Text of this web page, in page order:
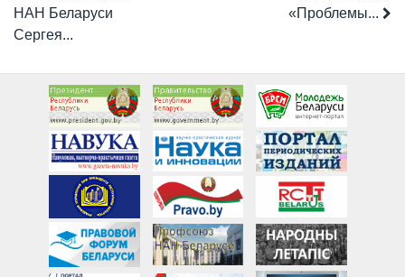
НАН Беларуси
Сергея...
«Проблемы...